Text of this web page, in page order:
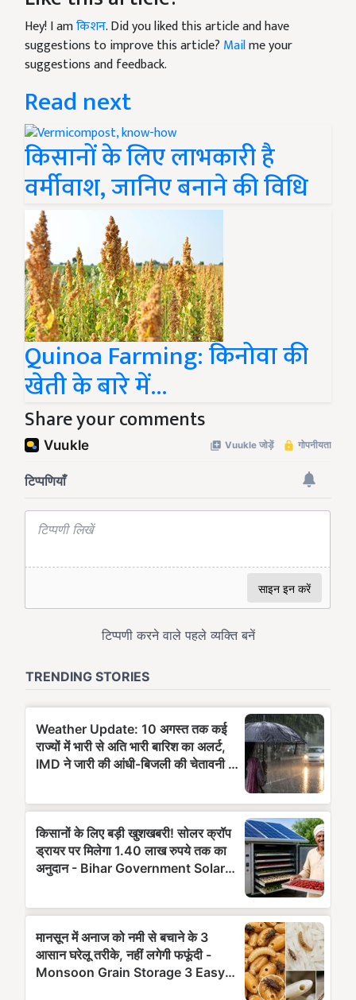
Hey! I amकिशन. Did you liked this article and have
suggestions to improve this article? Mailme your
suggestions and feedback.
Read next
किसानों के लिए लाभकारी है
वर्मीवाश, जानिए बनाने की विधि
Quinoa Farming: किनोवा की
खेती के बारे में...
Share your comments